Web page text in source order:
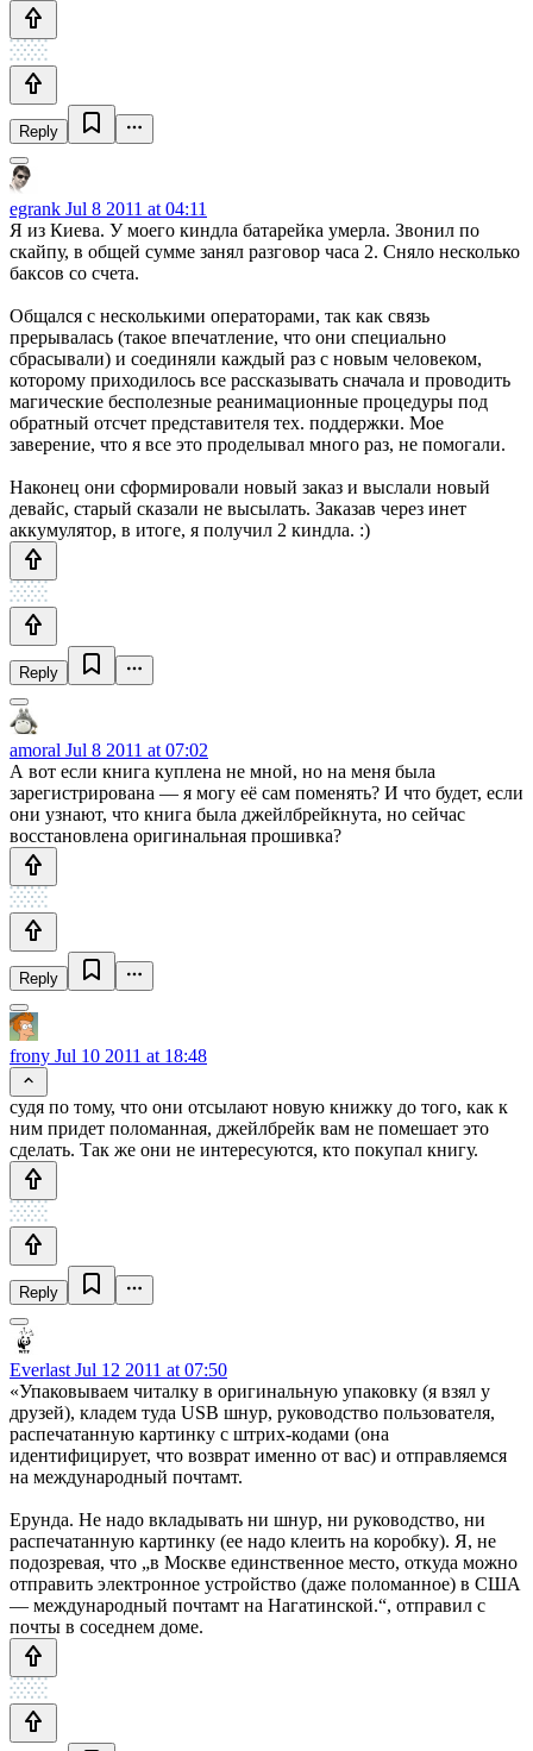
Reply
egrank Jul 8 2011 at 04:11
Я из Киева. У моего киндла батарейка умерла. Звонил по
скайпу, в общей сумме занял разговор часа 2. Сняло несколько
баксов со счета.
Общался с несколькими операторами, так как связь
прерывалась (такое впечатление, что они специально
сбрасывали) и соединяли каждый раз с новым человеком,
которому приходилось все рассказывать сначала и проводить
магические бесполезные реанимационные процедуры под
обратный отсчет представителя тех. поддержки. Мое
заверение, что я все это проделывал много раз, не помогали.
Наконец они сформировали новый заказ и выслали новый
девайс, старый сказали не высылать. Заказав через инет
аккумулятор, в итоге, я получил 2 киндла. :)
Reply
amoral Jul 8 2011 at 07:02
А вот если книга куплена не мной, но на меня была
зарегистрирована — я могу её сам поменять? И что будет, если
они узнают, что книга была джейлбрейкнута, но сейчас
восстановлена оригинальная прошивка?
Reply
frony Jul 10 2011 at 18:48
судя по тому, что они отсылают новую книжку до того, как к
ним придет поломанная, джейлбрейк вам не помешает это
сделать. Так же они не интересуются, кто покупал книгу.
Reply
Everlast Jul 12 2011 at 07:50
«Упаковываем читалку в оригинальную упаковку (я взял у
друзей), кладем туда USB шнур, руководство пользователя,
распечатанную картинку с штрих-кодами (она
идентифицирует, что возврат именно от вас) и отправляемся
на международный почтамт.
Ерунда. Не надо вкладывать ни шнур, ни руководство, ни
распечатанную картинку (ее надо клеить на коробку). Я, не
подозревая, что „в Москве единственное место, откуда можно
отправить электронное устройство (даже поломанное) в США
— международный почтамт на Нагатинской.“, отправил с
почты в соседнем доме.